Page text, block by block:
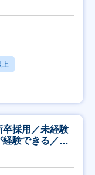
卒採用／未経験
験できる／研